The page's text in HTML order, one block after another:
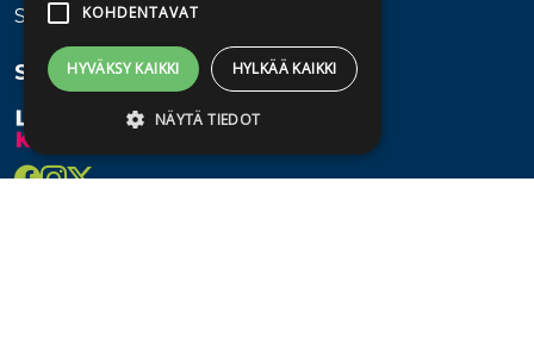
Saavutettavuusseloste
Seuraa meitä
KOHDENTAVAT
HYVÄKSY KAIKKI HYLKÄÄ KAIKKI
NÄYTÄ TIEDOT